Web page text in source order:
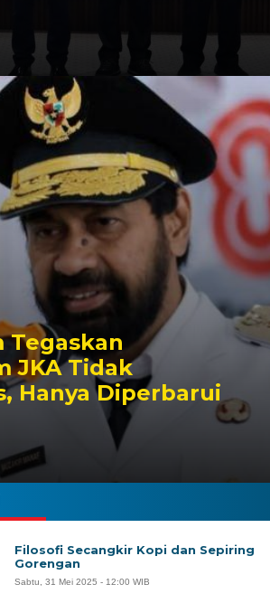
Tegaskan
JKA Tidak
Hanya Diperbarui
Filosofi Secangkir Kopi dan Sepiring
Gorengan
Sabtu, 31 Mei 2025 - 12:00 WIB